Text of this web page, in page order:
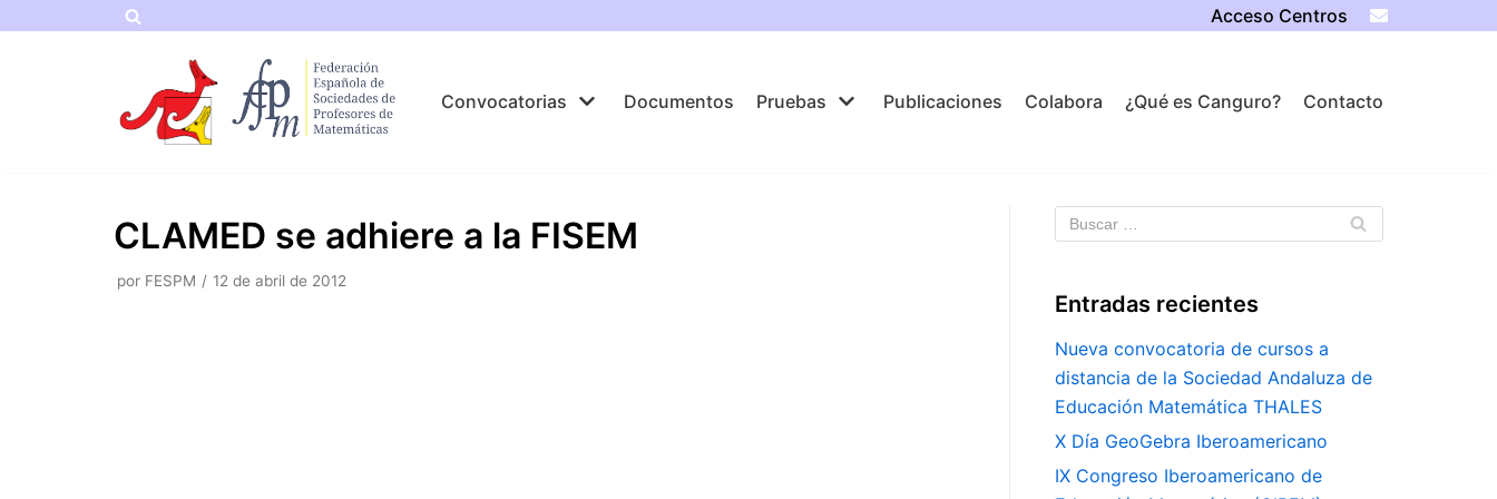
Acceso Centros
Convocatorias Documentos Pruebas Publicaciones Colabora ¿Qué es Canguro? Contacto
CLAMED se adhiere a la FISEM
por FESPM 12 de abril de 2012
Entradas recientes
Nueva convocatoria de cursos a
distancia de la Sociedad Andaluza de
Educación Matemática THALES
X Día GeoGebra Iberoamericano
IX Congreso Iberoamericano de